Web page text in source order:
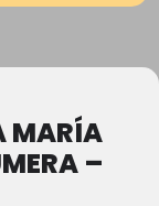
MARÍA
–